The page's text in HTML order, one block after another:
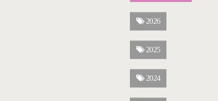
2026
2025
2024